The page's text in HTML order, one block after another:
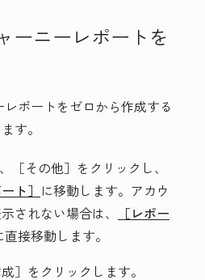
ーニーレポートを
ポートをゼロから作成する
す。
［その他］をクリックし、
ト］ に移動します。アカウ
されない場合は、
［レポー
直接移動します。
］をクリックします。